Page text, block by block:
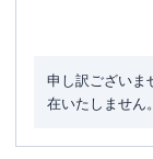
申し訳ございま
在いたしません。